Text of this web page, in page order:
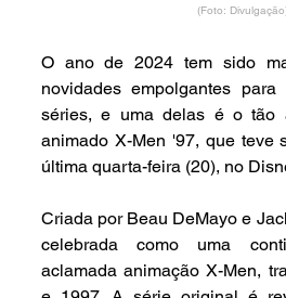
(Foto:
O ano de 2024 tem sido
novidades empolgantes
séries, e uma delas é o tão
animado X-Men '97, que teve
última quarta-feira (20), no
Criada por Beau DeMayo e
celebrada como uma
aclamada animação X-Men,